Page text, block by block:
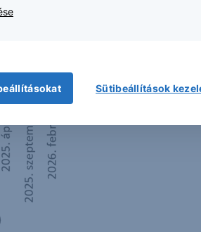
Sütibeállítások